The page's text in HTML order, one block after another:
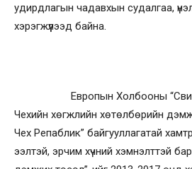
удирдлагын чадавхын судалгаа,
хэрэгжүүлээд байна.
Европын Холбооны “Свич-
Чехийн хөгжлийн хөтөлбөрийн
Чех Репаблик” байгууллагатай
ээлтэй, эрчим хүчний хэмнэлттэй